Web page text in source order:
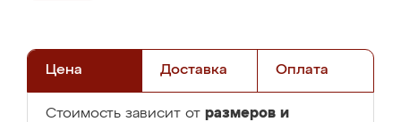
Цена Доставка Оплата
Стоимость зависит от размеров и